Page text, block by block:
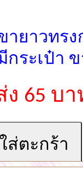
ขายาวทร
กระเป๋า
ง 65 บา